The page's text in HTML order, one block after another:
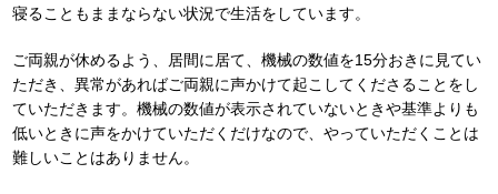
寝ることもままならない状況で生活をしています。
ご両親が休めるよう、居間に居て、機械の数値を15分おきに見てい
ただき、異常があればご両親に声かけて起こしてくださることをし
ていただきます。機械の数値が表示されていないときや基準よりも
低いときに声をかけていただくだけなので、やっていただくことは
難しいことはありません。